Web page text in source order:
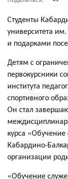
Студенты
университета
и подарками
Детям с
первокурсники
института
спортивного
Он стал
курса
Кабардино-
организации
«Обучение